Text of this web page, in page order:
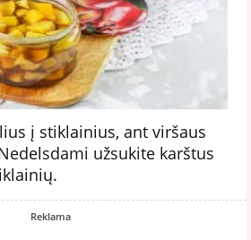
į stiklainius, ant viršaus
užsukite karštus
Reklama